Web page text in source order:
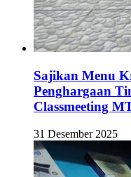
Sajikan Menu
Penghargaan
Classmeeting
31 Desember 2025